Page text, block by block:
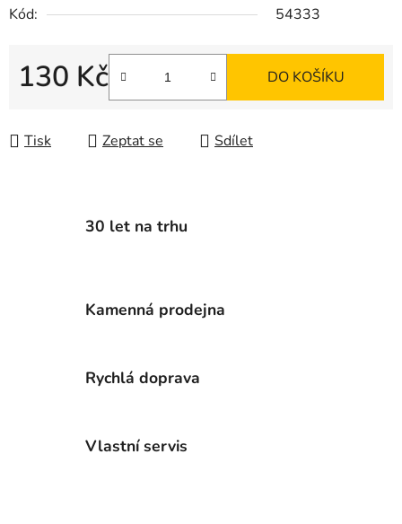
Kód:
54333
130 Kč DO KOŠÍKU
Tisk Zeptat se Sdílet
30 let na trhu
Kamenná prodejna
Rychlá doprava
Vlastní servis